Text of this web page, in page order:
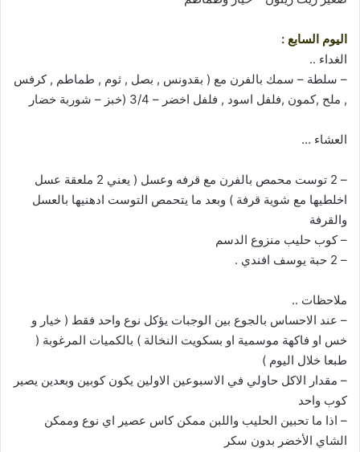
اليوم السابع :
الغداء ..
– سلطة – سمك بالفرن مع ( بقدونس , بصل , ثوم , طماطم , كرفس
, ملح ,كمون ,فلفل اسود , فلفل اخضر – 3/4 (خبز – شوربة خضار
العشاء …
– 2 توست محمص بالفرن مع قرفه وعسل ( يعني 2 ملعقة عسل
اخلطيها مع شوية قرفة ) وبعد ما يتحمص التوست ادهنيها بالعسل
والقرفة
– كوب حليب منزوع الدسم
– 2 حبة يوسف افندي .
ملاحظات ..
– عند الاحساس بالجوع بين الوجبات يؤكل نوع واحد فقط ( خيار و
خس او فاكهة موسمية او بسكويت النخالة ) بالكميات المرغوبة (
طبعا خلال اليوم )
– مقدار الاكل حاولي في الاسبوعين الاولين يكون كوبين وبعدين يصير
كوب واحد
– اذا ما تحبين الحليب واللبن ممكن كاس عصير اي نوع وممكن
الشاي الأخضر بدون سكر